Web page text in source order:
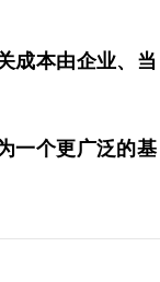
成本由企业、当
一个更广泛的基